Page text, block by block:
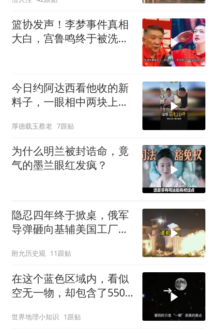
篮协发声！李梦事件真相
大白，宫鲁鸣终于被洗清
今日约阿达西看他收的新
料子，一眼相中两块上乘
厚德载玉蔡老 7跟贴
为什么明兰被封诰命，竟
气的墨兰眼红发疯？
隐忍四年终于掀桌，俄军
导弹砸向基辅美国工厂，
附允历史观 11跟贴
在这个蓝色区域内，看似
空无一物，却包含了5500
世界地理小知识 1跟贴